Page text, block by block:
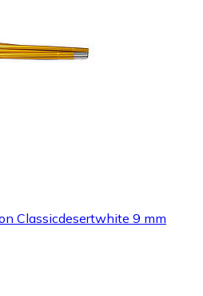
Classicdesertwhite 9 mm